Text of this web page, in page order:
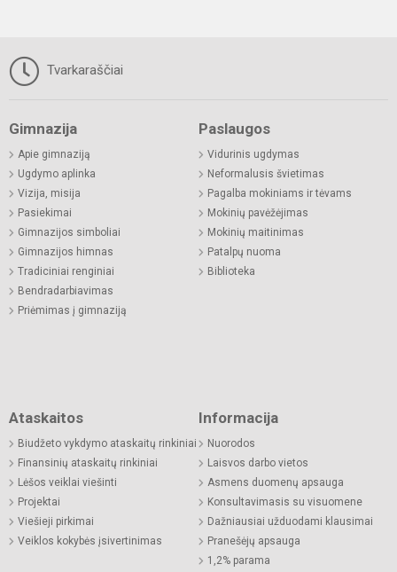
Tvarkaraščiai
Gimnazija
Apie gimnaziją
Ugdymo aplinka
Vizija, misija
Pasiekimai
Gimnazijos simboliai
Gimnazijos himnas
Tradiciniai renginiai
Bendradarbiavimas
Priėmimas į gimnaziją
Paslaugos
Vidurinis ugdymas
Neformalusis švietimas
Pagalba mokiniams ir tėvams
Mokinių pavėžėjimas
Mokinių maitinimas
Patalpų nuoma
Biblioteka
Ataskaitos
Biudžeto vykdymo ataskaitų rinkiniai
Finansinių ataskaitų rinkiniai
Lėšos veiklai viešinti
Projektai
Viešieji pirkimai
Veiklos kokybės įsivertinimas
Informacija
Nuorodos
Laisvos darbo vietos
Asmens duomenų apsauga
Konsultavimasis su visuomene
Dažniausiai užduodami klausimai
Pranešėjų apsauga
1,2% parama